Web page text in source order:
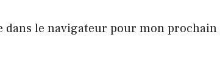
le navigateur pour mon